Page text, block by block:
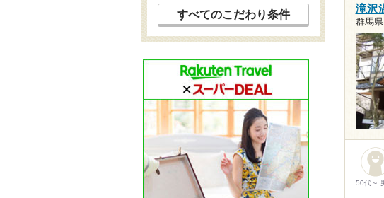
滝沢
群馬
50代～
すべてのこだわり条件